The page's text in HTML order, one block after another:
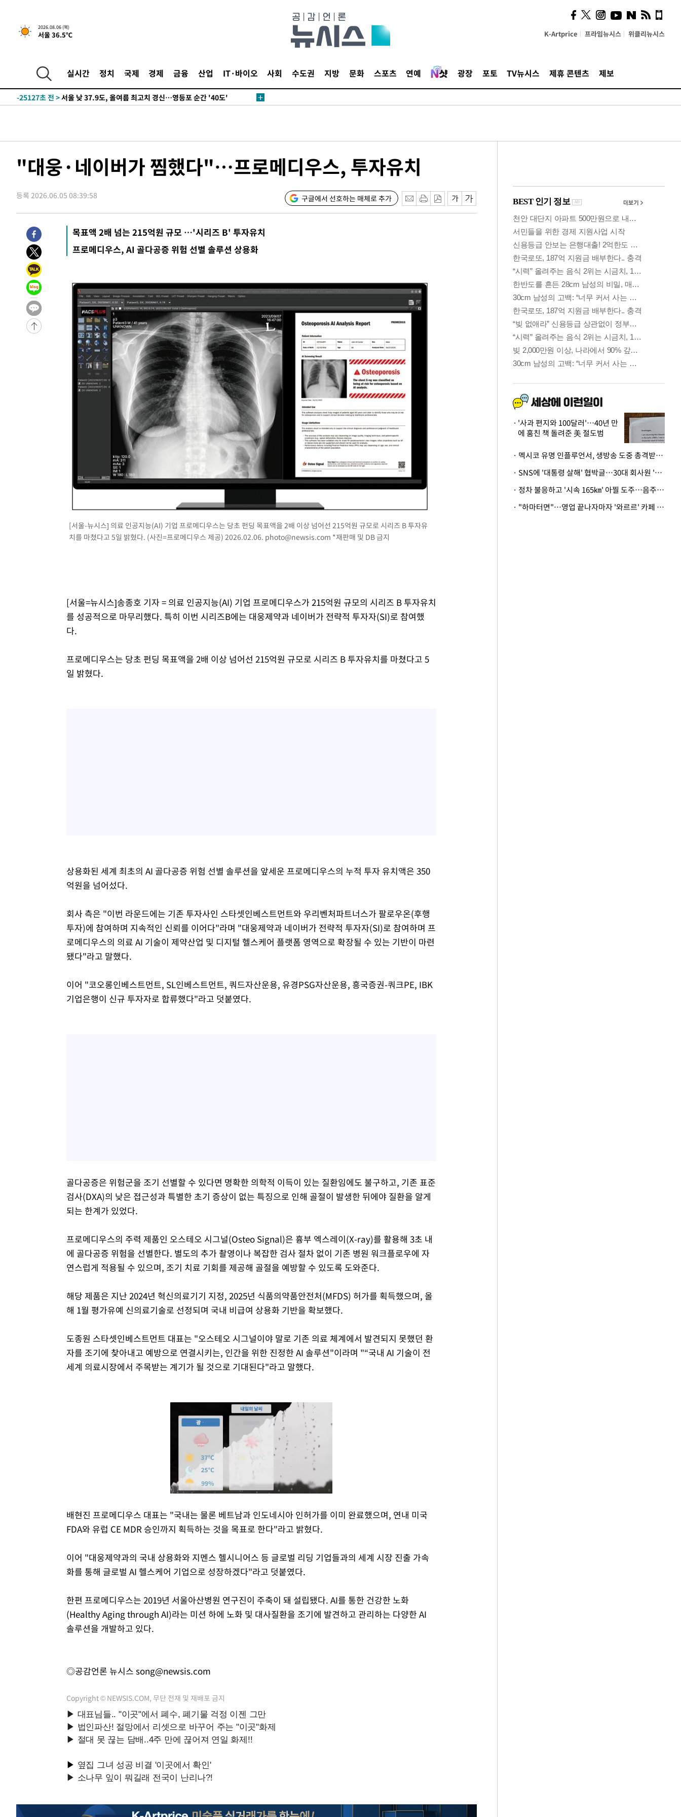
2026.08.06 (목)
서울 36.5℃ K-Artprice 프라임뉴시스 위클리뉴시스
실시간 정치 국제 경제 금융 산업 IT·바이오 사회 수도권 지방 문화 스포츠 연예 광장 포토 TV뉴시스 제휴 콘텐츠 제보
-26443초 전 >[속보]합참 "북, 동해상으로 미상 발사체 발사"
-25839초 전 >'낮 최고 39도' 불볕더위…한밤 열대야도 계속[내일날씨]
-25460초 전 >
"韓 외환시장 개입 관측 배경엔 美의 대한국 무역적자 있어"
-25287초 전 >
-25127초 전 >서울 낮 37.9도, 올여름 최고치 경신…영등포 순간 '40도'
-20714초 전 >[속보]코스피, 301.88포인트(4.58%) 내린 6296.38 마감
-18178초 전 >"여기 떨어졌다"…다누리, 스페이스X 로켓 달 충돌 흔적 포착
-7824초 전 >내일까지 39도 '펄펄'…기상청 "태풍 지나며 폭염 잠시 꺾인다"
-7461초 전 >트럼프, 한국계 진보 주지사 후보 맹공…"공산주의가 최대 위협"
-7439초 전 >
"美간섭에 합의 지연"…트럼프, '이란 호르무즈 통제권' 수용할까
-3959초 전 >
[속보]산업장관 "李정부, 원전 반대 안해…안정 전력 위해 불가피"
-2656초 전 >
[속보]경찰, '홍명보 선임 논란' 대한축구협회·축구회관 등 압수수색
-28879초 전 >
-28627초 전 >
日방위성, 北이 동해로 쏜 발사체는 탄도미사일 가능성
-27057초 전 >
[속보] SKT, 에이닷 서비스 장애 발생…"원인 파악 중"
-26463초 전 >
[속보]합참 "북, 동해상으로 미상 발사체 발사"
-25859초 전 >
'낮 최고 39도' 불볕더위…한밤 열대야도 계속[내일날씨]
[속보]7~9일 프로야구 3연전도 폭염 취소…11일 재개
"韓 외환시장 개입 관측 배경엔 美의 대한국 무역적자 있어"
'월드컵 탈락 후폭풍' 축구협회…초유의 압수수색에 '충격·당황'
서울 낮 37.9도, 올여름 최고치 경신…영등포 순간 '40도'
[속보]종합특검, 대검 추가 압수수색…내란 중요임무종사 혐의
[속보]코스닥, 800p 회복…0.26% 오른 801.67 마감
[속보]코스피, 301.88포인트(4.58%) 내린 6296.38 마감
[속보]원·달러 환율, 0.7원 내린 1423.8원 마감
"여기 떨어졌다"…다누리, 스페이스X 로켓 달 충돌 흔적 포착
손흥민, 5경기 연속골 실패…LAFC는 승부차기 끝 과달라하라 격파
내일까지 39도 '펄펄'…기상청 "태풍 지나며 폭염 잠시 꺾인다"
"美간섭에 합의 지연"…트럼프, '이란 호르무즈 통제권' 수용할까
[속보]산업장관 "李정부, 원전 반대 안해…안정 전력 위해 불가피"
[속보]경찰, '홍명보 선임 논란' 대한축구협회·축구회관 등 압수수색
"대웅·네이버가 찜했다"…프로메디우스, 투자유치
등록 2026.06.05 08:39:58 구글에서 선호하는 매체로 추가
목표액 2배 넘는 215억원 규모 …'시리즈 B' 투자유치
프로메디우스, AI 골다공증 위험 선별 솔루션 상용화
[서울-뉴시스] 의료 인공지능(AI) 기업 프로메디우스는 당초 펀딩 목표액을 2배 이상 넘어선 215억원 규모로 시리즈 B 투자유
치를 마쳤다고 5일 밝혔다. (사진=프로메디우스 제공) 2026.02.06. photo@newsis.com *재판매 및 DB 금지
[서울=뉴시스]송종호 기자 = 의료 인공지능(AI) 기업 프로메디우스가 215억원 규모의 시리즈 B 투자유치
를 성공적으로 마무리했다. 특히 이번 시리즈B에는 대웅제약과 네이버가 전략적 투자자(SI)로 참여했
다.
프로메디우스는 당초 펀딩 목표액을 2배 이상 넘어선 215억원 규모로 시리즈 B 투자유치를 마쳤다고 5
일 밝혔다.
상용화된 세계 최초의 AI 골다공증 위험 선별 솔루션을 앞세운 프로메디우스의 누적 투자 유치액은 350
억원을 넘어섰다.
회사 측은 "이번 라운드에는 기존 투자사인 스타셋인베스트먼트와 우리벤처파트너스가 팔로우온(후행
투자)에 참여하며 지속적인 신뢰를 이어다"라며 "대웅제약과 네이버가 전략적 투자자(SI)로 참여하며 프
로메디우스의 의료 AI 기술이 제약산업 및 디지털 헬스케어 플랫폼 영역으로 확장될 수 있는 기반이 마련
됐다"라고 말했다.
이어 "코오롱인베스트먼트, SL인베스트먼트, 쿼드자산운용, 유경PSG자산운용, 흥국증권-쿼크PE, IBK
기업은행이 신규 투자자로 합류했다"라고 덧붙였다.
골다공증은 위험군을 조기 선별할 수 있다면 명확한 의학적 이득이 있는 질환임에도 불구하고, 기존 표준
검사(DXA)의 낮은 접근성과 특별한 초기 증상이 없는 특징으로 인해 골절이 발생한 뒤에야 질환을 알게
되는 한계가 있었다.
프로메디우스의 주력 제품인 오스테오 시그널(Osteo Signal)은 흉부 엑스레이(X-ray)를 활용해 3초 내
에 골다공증 위험을 선별한다. 별도의 추가 촬영이나 복잡한 검사 절차 없이 기존 병원 워크플로우에 자
연스럽게 적용될 수 있으며, 조기 치료 기회를 제공해 골절을 예방할 수 있도록 도와준다.
해당 제품은 지난 2024년 혁신의료기기 지정, 2025년 식품의약품안전처(MFDS) 허가를 획득했으며, 올
해 1월 평가유예 신의료기술로 선정되며 국내 비급여 상용화 기반을 확보했다.
도종원 스타셋인베스트먼트 대표는 "오스테오 시그널이야 말로 기존 의료 체계에서 발견되지 못했던 환
자를 조기에 찾아내고 예방으로 연결시키는, 인간을 위한 진정한 AI 솔루션"이라며 "“국내 AI 기술이 전
세계 의료시장에서 주목받는 계기가 될 것으로 기대된다"라고 말했다.
Mute
배현진 프로메디우스 대표는 "국내는 물론 베트남과 인도네시아 인허가를 이미 완료했으며, 연내 미국
FDA와 유럽 CE MDR 승인까지 획득하는 것을 목표로 한다"라고 밝혔다.
이어 "대웅제약과의 국내 상용화와 지멘스 헬시니어스 등 글로벌 리딩 기업들과의 세계 시장 진출 가속
화를 통해 글로벌 AI 헬스케어 기업으로 성장하겠다"라고 덧붙였다.
한편 프로메디우스는 2019년 서울아산병원 연구진이 주축이 돼 설립됐다. AI를 통한 건강한 노화
(Healthy Aging through AI)라는 미션 하에 노화 및 대사질환을 조기에 발견하고 관리하는 다양한 AI
솔루션을 개발하고 있다.
◎공감언론 뉴시스 song@newsis.com
Copyright © NEWSIS.COM, 무단 전재 및 재배포 금지
의견, 국토부·LH에 충실히
전달할 것"
'사과 편지와 100달러'…40년 만
에 훔친 책 돌려준 美 절도범
· 멕시코 유명 인플루언서, 생방송 도중 총격받아 사망
· SNS에 '대통령 살해' 협박글…30대 회사원 '불구속 송치'
· 정차 불응하고 '시속 165㎞' 아찔 도주…음주운전자 체포
· "하마터면"…영업 끝나자마자 '와르르' 카페 테라스 덮친 대리석 외벽